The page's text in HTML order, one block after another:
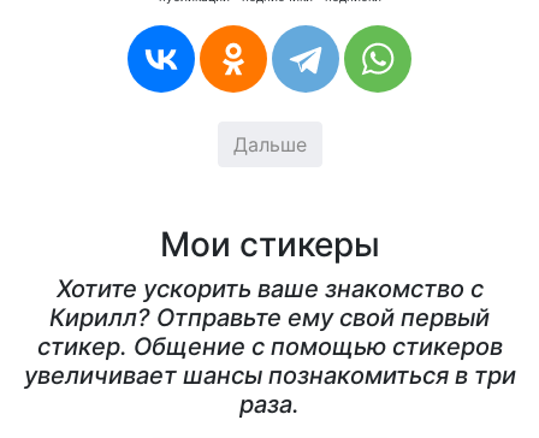
Дальше
Мои стикеры
Хотите ускорить ваше знакомство с
Кирилл? Отправьте ему свой первый
стикер. Общение с помощью стикеров
увеличивает шансы познакомиться в три
раза.